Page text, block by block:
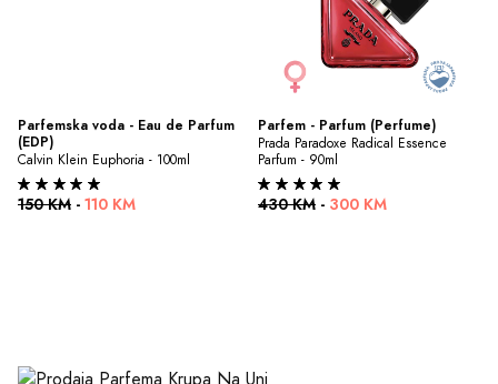
Parfemska voda - Eau de Parfum
(EDP)
Calvin Klein Euphoria - 100ml
150 KM - 110 KM
Parfem - Parfum (Perfume)
Prada Paradoxe Radical Essence
Parfum - 90ml
430 KM - 300 KM